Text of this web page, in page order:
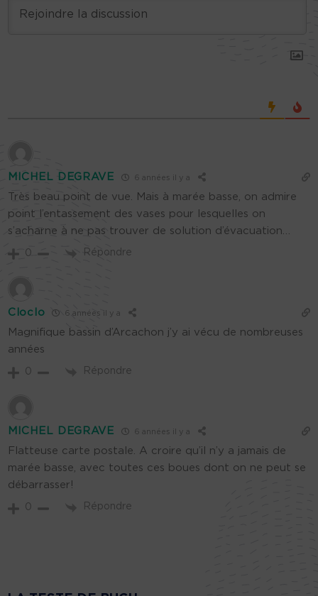
MICHEL DEGRAVE 6 années il y a
Très beau point de vue. Mais à marée basse, on admire
point l’entassement des vases pour lesquelles on
s’acharne à ne pas trouver de solution d’évacuation…
0 Répondre
Cloclo 6 années il y a
Magnifique bassin d’Arcachon j’y ai vécu de nombreuses
années
0 Répondre
MICHEL DEGRAVE 6 années il y a
Flatteuse carte postale. A croire qu’il n’y a jamais de
marée basse, avec toutes ces boues dont on ne peut se
débarrasser!
0 Répondre